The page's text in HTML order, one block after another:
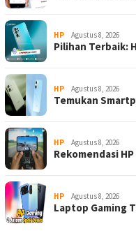
HP Agustus 8, 2026
Pilihan Terbaik:
HP Agustus 8, 2026
Temukan
HP Agustus 8, 2026
Rekomendasi
HP Agustus 8, 2026
Laptop Gaming